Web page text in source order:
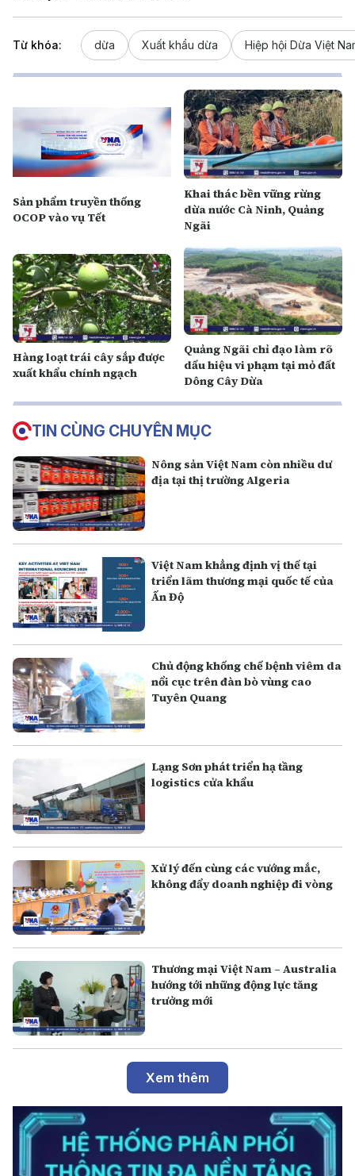
Từ khóa: dừa Xuất khẩu dừa Hiệp hội Dừa Việt
Sản phẩm truyền thống
OCOP vào vụ Tết
Khai thác bền vững rừng
dừa nước Cà Ninh, Quảng
Ngãi
Hàng loạt trái cây sắp được
xuất khẩu chính ngạch
Quảng Ngãi chỉ đạo làm rõ
dấu hiệu vi phạm tại mỏ đất
Dông Cây Dừa
TIN CÙNG CHUYÊN MỤC
Nông sản Việt Nam còn nhiều dư
địa tại thị trường Algeria
Việt Nam khẳng định vị thế tại
triển lãm thương mại quốc tế của
Ấn Độ
Chủ động khống chế bệnh viêm da
nổi cục trên đàn bò vùng cao
Tuyên Quang
Lạng Sơn phát triển hạ tầng
logistics cửa khẩu
Xử lý đến cùng các vướng mắc,
không đẩy doanh nghiệp đi vòng
Thương mại Việt Nam – Australia
hướng tới những động lực tăng
trưởng mới
Xem thêm